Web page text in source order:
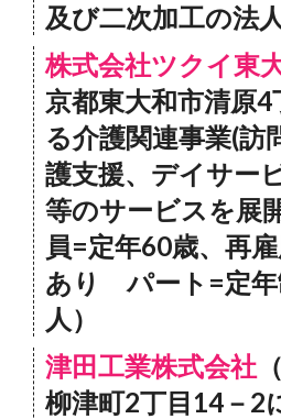
及び二次加工の法人
株式会社ツクイ東
京都東大和市清原
る介護関連事業(訪
護支援、デイサー
等のサービスを展
員=定年60歳、再
あり パート=定年
人）
津田工業株式会社
柳津町2丁目14－2